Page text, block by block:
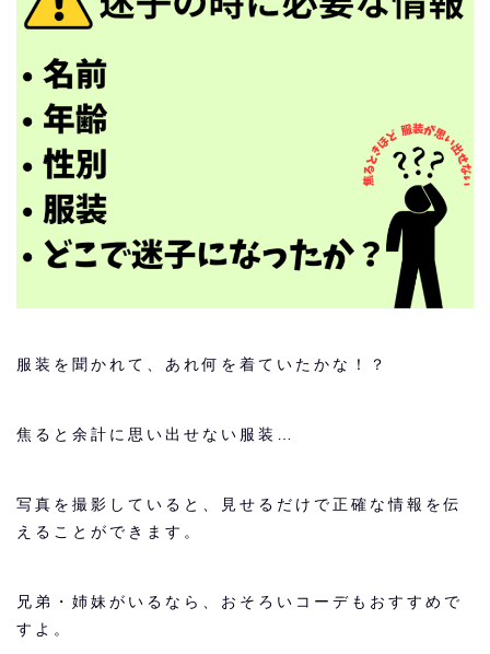
服装を聞かれて、あれ何を着ていたかな！？
焦ると余計に思い出せない服装…
写真を撮影していると、見せるだけで正確な情報を伝
えることができます。
兄弟・姉妹がいるなら、おそろいコーデもおすすめで
すよ。